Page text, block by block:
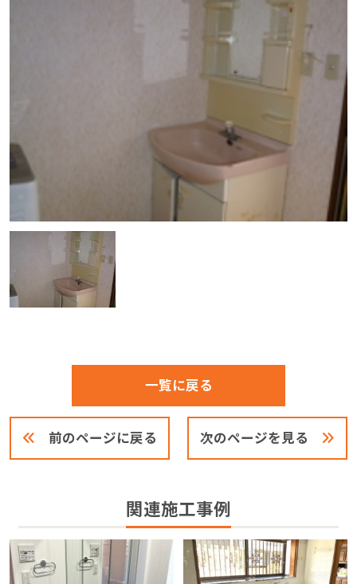
前のページに戻る
一覧に戻る
次のページを見る
関連施工事例